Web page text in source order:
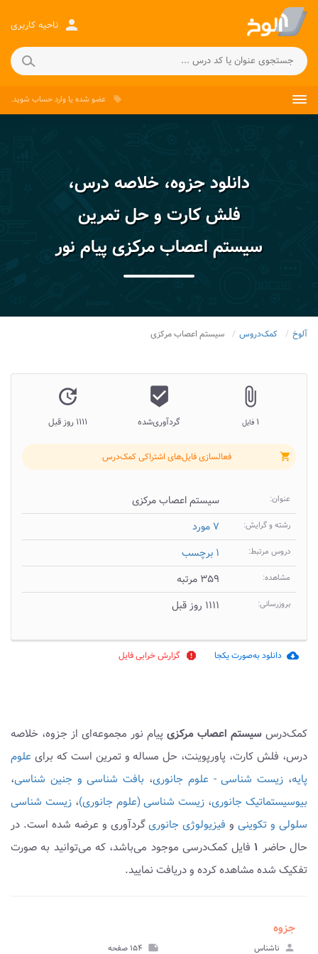
person ناحیه کاربری
local_offer عضو شده یاوارد حساب شوید.
دانلود جزوه، خلاصه درس،
فلش کارت و حل تمرین
سیستم اعصاب مرکزی پیام نور
آلوخ کمک‌دروس سیستم اعصاب مرکزی
attach_file
۱ فایل
beenhere
گردآوری‌شده
update
۱۱۱۱ روز قبل
shopping_cart فعالسازی فایل‌های اشتراکی کمک‌درس
عنوان: سیستم اعصاب مرکزی
رشته و گرایش: ۷ مورد
دروس مرتبط: ۱ برچسب
مشاهده: ۳۵۹ مرتبه
بروزرسانی: ۱۱۱۱ روز قبل
cloud_download دانلود به‌صورت یکجا report گزارش خرابی فایل
کمک‌درس سیستم اعصاب مرکزی پیام نور مجموعه‌ای از جزوه، خلاصه
درس، فلش کارت، پاورپوینت، حل مساله و تمرین است که برای علوم
پایه، زیست شناسی - علوم جانوری، بافت شناسی و جنین شناسی،
بیوسیستماتیک جانوری، زیست شناسی (علوم جانوری)،زیست شناسی
سلولی و تکوینیو فیزیولوژی جانوریگردآوری و عرضه شده است. در
حال حاضر ۱فایل کمک‌درسی موجود می‌باشد، که می‌توانید به صورت
تفکیک شده مشاهده کرده و دریافت نمایید.
جزوه
person ناشناس note ۱۵۴ صفحه